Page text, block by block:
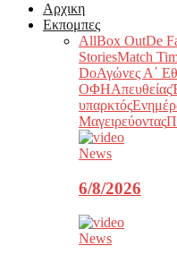
Αρχικη
Εκπομπες
AllBox OutDe
StoriesMatch
DoΑγώνες Α΄
ΟΦΗΑπευθείας
υπαρκτός
Μαγειρεύοντας
News
6/8/2026
News